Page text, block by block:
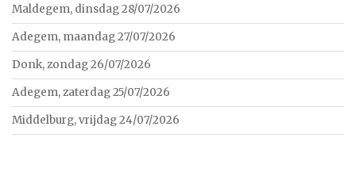
Maldegem, dinsdag 28/07/2026
Adegem, maandag 27/07/2026
Donk, zondag 26/07/2026
Adegem, zaterdag 25/07/2026
Middelburg, vrijdag 24/07/2026